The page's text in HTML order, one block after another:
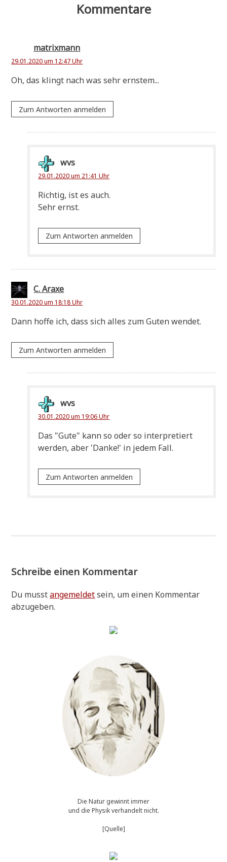
Kommentare
matrixmann
29.01.2020 um 12:47 Uhr
Oh, das klingt nach was sehr ernstem...
Zum Antworten anmelden
wvs
29.01.2020 um 21:41 Uhr
Rich­tig, ist es auch.
Sehr ernst.
Zum Antworten anmelden
C. Araxe
30.01.2020 um 18:18 Uhr
Dann hof­fe ich, dass sich alles zum Guten wendet.
Zum Antworten anmelden
wvs
30.01.2020 um 19:06 Uhr
Das "Gute" kann so oder so inter­pre­tiert
wer­den, aber 'Dan­ke!' in jedem Fall.
Zum Antworten anmelden
Schreibe einen Kommentar
Du musstangemeldetsein, um einen Kommentar
abzugeben.
Die Natur gewinnt immer
und die Physik verhandelt nicht.
[Quelle]